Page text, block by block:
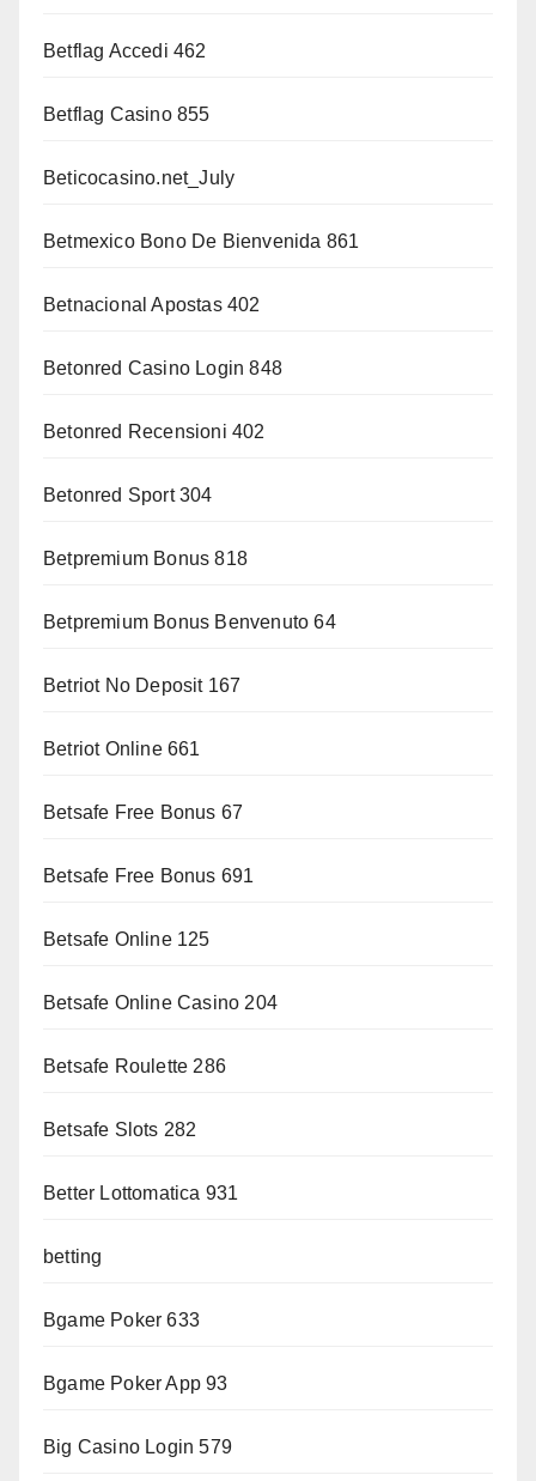
Betflag Accedi 462
Betflag Casino 855
Beticocasino.net_July
Betmexico Bono De Bienvenida 861
Betnacional Apostas 402
Betonred Casino Login 848
Betonred Recensioni 402
Betonred Sport 304
Betpremium Bonus 818
Betpremium Bonus Benvenuto 64
Betriot No Deposit 167
Betriot Online 661
Betsafe Free Bonus 67
Betsafe Free Bonus 691
Betsafe Online 125
Betsafe Online Casino 204
Betsafe Roulette 286
Betsafe Slots 282
Better Lottomatica 931
betting
Bgame Poker 633
Bgame Poker App 93
Big Casino Login 579